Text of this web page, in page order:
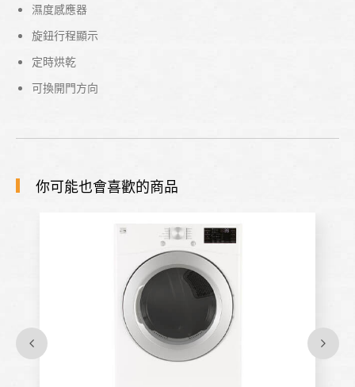
濕度感應器
旋鈕行程顯示
定時烘乾
可換開門方向
你可能也會喜歡的商品